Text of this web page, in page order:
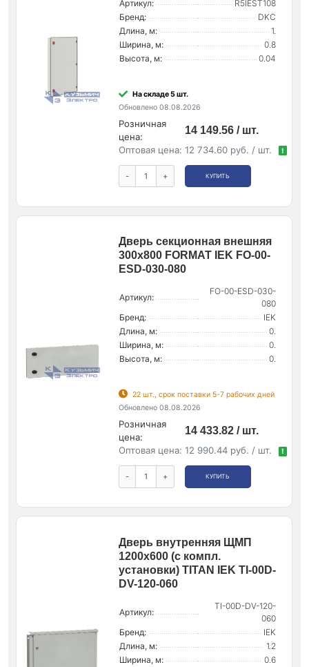
Артикул:
R5IEST108
Бренд:
DKC
Длина, м:
1.
Ширина, м:
0.8
Высота, м:
0.04
На складе 5 шт.
Обновлено 08.08.2026
Розничная
цена:
14 149.56 / шт.
Оптовая цена: 12 734.60 руб. / шт. !
- + КУПИТЬ
Дверь секционная внешняя
300х800 FORMAT IEK FO-00-
ESD-030-080
Артикул:
FO-00-ESD-030-
080
Бренд:
IEK
Длина, м:
0.
Ширина, м:
0.
Высота, м:
0.
22 шт., срок поставки 5-7 рабочих дней
Обновлено 08.08.2026
Розничная
цена:
14 433.82 / шт.
Оптовая цена: 12 990.44 руб. / шт. !
- + КУПИТЬ
Дверь внутренняя ЩМП
1200х600 (с компл.
установки) TITAN IEK TI-00D-
DV-120-060
Артикул:
TI-00D-DV-120-
060
Бренд:
IEK
Длина, м:
1.2
Ширина, м:
0.6